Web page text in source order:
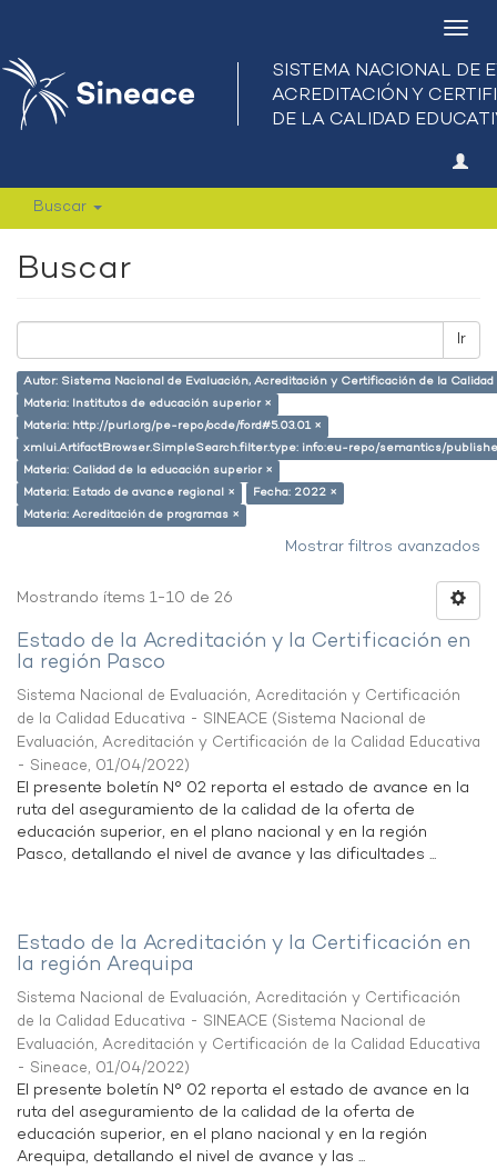
Buscar
Buscar
Ir
Autor: Sistema Nacional de Evaluación, Acreditación y Certificación de la
Materia: Institutos de educación superior ×
Materia: http://purl.org/pe-repo/ocde/ford#5.03.01 ×
xmlui.ArtifactBrowser.SimpleSearch.filter.type: info:eu-repo/semantics/
Materia: Calidad de la educación superior ×
Materia: Estado de avance regional ×
Fecha: 2022 ×
Materia: Acreditación de programas ×
Mostrar filtros avanzados
Mostrando ítems 1-10 de 26
Estado de la Acreditación y la Certificación en
la región Pasco
Sistema Nacional de Evaluación, Acreditación y Certificación
de la Calidad Educativa - SINEACE (Sistema Nacional de
Evaluación, Acreditación y Certificación de la Calidad Educativa
- Sineace, 01/04/2022)
El presente boletín N° 02 reporta el estado de avance en la
ruta del aseguramiento de la calidad de la oferta de
educación superior, en el plano nacional y en la región
Pasco, detallando el nivel de avance y las dificultades ...
Estado de la Acreditación y la Certificación en
la región Arequipa
Sistema Nacional de Evaluación, Acreditación y Certificación
de la Calidad Educativa - SINEACE (Sistema Nacional de
Evaluación, Acreditación y Certificación de la Calidad Educativa
- Sineace, 01/04/2022)
El presente boletín N° 02 reporta el estado de avance en la
ruta del aseguramiento de la calidad de la oferta de
educación superior, en el plano nacional y en la región
Arequipa, detallando el nivel de avance y las ...